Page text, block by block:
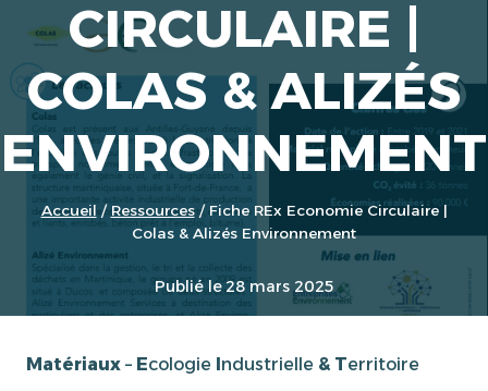
CIRCULAIRE |
COLAS & ALIZÉS
ENVIRONNEMENT
Accueil / Ressources / Fiche REx Economie Circulaire |
Colas & Alizés Environnement
Publié le 28 mars 2025
Matériaux – Ecologie Industrielle & Territoire